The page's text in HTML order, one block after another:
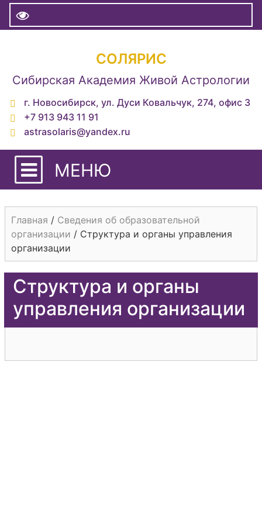
СОЛЯРИС
Сибирская Академия Живой Астрологии
г. Новосибирск, ул. Дуси Ковальчук, 274, офис 3
+7 913 943 11 91
astrasolaris@yandex.ru
МЕНЮ
Главная / Сведения об образовательной
организации / Структура и органы управления
организации
Структура и органы
управления организации